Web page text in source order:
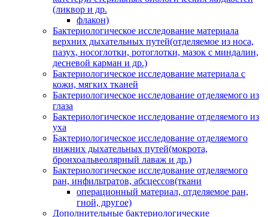
(ликвор и др.
флакон)
Бактериологическое исследование материала
верхних дыхательных путей(отделяемое из носа,
пазух, носоглотки, ротоглотки, мазок с миндалин,
десневой карман и др.)
Бактериологическое исследование материала с
кожи, мягких тканей
Бактериологическое исследование отделяемого из
глаза
Бактериологическое исследование отделяемого из
уха
Бактериологическое исследование отделяемого
нижних дыхательных путей(мокрота,
бронхоальвеолярный лаваж и др.)
Бактериологическое исследование отделяемого
ран, инфильтратов, абсцессов(ткани
операционный материал, отделяемое ран,
гной, другое)
Дополнительные бактериологические